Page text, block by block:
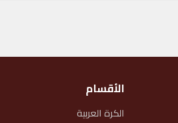
الأقسام
الكرة العربية